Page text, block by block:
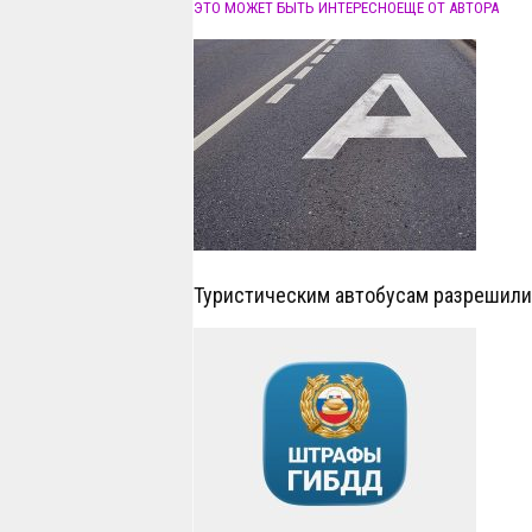
ЭТО МОЖЕТ БЫТЬ ИНТЕРЕСНОЕЩЕ ОТ АВТОРА
Туристическим автобусам